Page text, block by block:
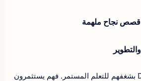
قصص نجاح ملهمة
يتميز الناجحون في DXN بشغفهم للتعلم المستمر. فهم يستثمرون